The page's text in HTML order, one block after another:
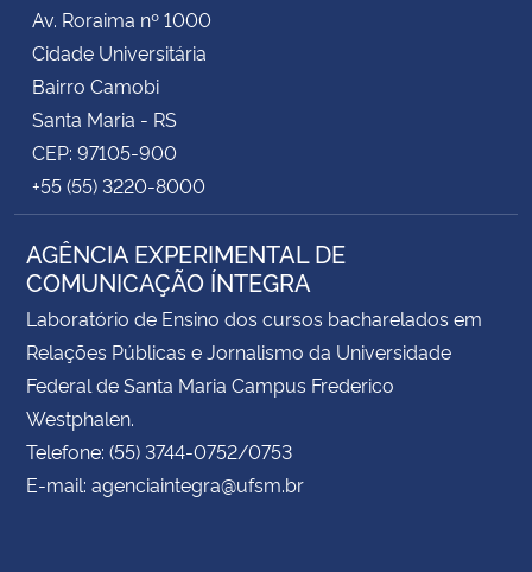
Av. Roraima nº 1000
Cidade Universitária
Bairro Camobi
Santa Maria - RS
CEP: 97105-900
+55 (55) 3220-8000
AGÊNCIA EXPERIMENTAL DE
COMUNICAÇÃO ÍNTEGRA
Laboratório de Ensino dos cursos bacharelados em
Relações Públicas e Jornalismo da Universidade
Federal de Santa Maria Campus Frederico
Westphalen.
Telefone: (55) 3744-0752/0753
E-mail: agenciaintegra@ufsm.br